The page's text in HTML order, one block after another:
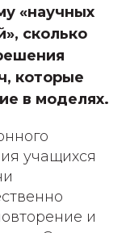
«научных
сколько
которые
в моделях.
учащихся
и